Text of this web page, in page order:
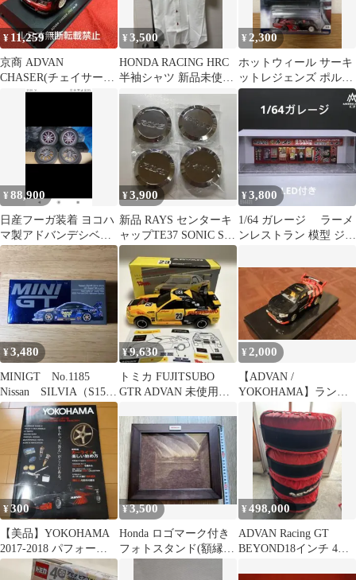
¥ 11,259
京商 ADVAN
CHASER(チェイサー)
JTCC no.25土屋圭市
¥3,500
HONDA RACING HRC
半袖シャツ 新品未使用
品
¥2,300
ホットウィール サーキ
ットレジェンズ ポルシ
ェ 962 未開封 HW
¥88,900
日産フーガ装着 ヨコハ
マ製アドバンデシベル
V553+汎用アルミホイ
ールセット
¥3,900
新品 RAYS センターキ
ャップTE37 SONIC SL
SAGA ce28
¥3,800
1/64 ガレージ ラーメ
ンレストラン 模型 ジオ
¥3,480
MINIGT No.1185
Nissan SILVIA（S15）
#555
¥9,630
トミカ FUJITSUBO
GTR ADVAN 未使用、
注
¥ 2,000
【ADVAN /
YOKOHAMA】ランエ
ボ8 ラジコン no.1
¥300
【美品】YOKOHAMA
2017-2018 パフォーマ
ンスギアセレクション
¥3,500
Honda ロゴマーク付き
フォトスタンド(額縁)
¥498,000
ADVAN Racing GT
BEYOND18インチ 4本